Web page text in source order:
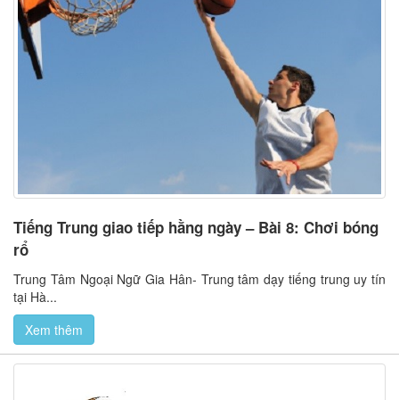
Tiếng Trung giao tiếp hằng ngày – Bài 8: Chơi bóng
rổ
Trung Tâm Ngoại Ngữ Gia Hân- Trung tâm dạy tiếng trung uy tín
tại Hà...
Xem thêm